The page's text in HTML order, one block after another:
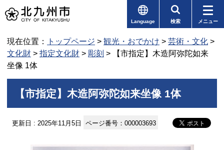
Language 検索 メニュー
現在位置： トップページ > 観光・おでかけ > 芸術・文化 >
文化財 > 指定文化財 > 彫刻 > 【市指定】木造阿弥陀如来
坐像 1体
【市指定】木造阿弥陀如来坐像 1体
更新日 : 2025年11月5日 ページ番号：000003693